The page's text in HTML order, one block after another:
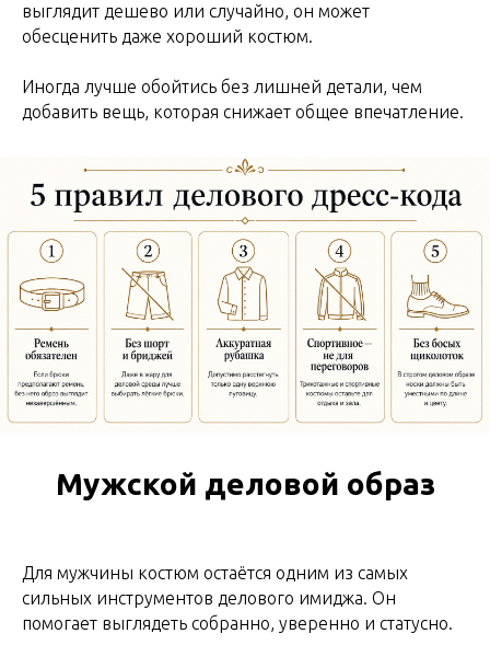
выглядит дешево или случайно, он может
обесценить даже хороший костюм.
Иногда лучше обойтись без лишней детали, чем
добавить вещь, которая снижает общее впечатление.
Мужской деловой образ
Для мужчины костюм остаётся одним из самых
сильных инструментов делового имиджа. Он
помогает выглядеть собранно, уверенно и статусно.